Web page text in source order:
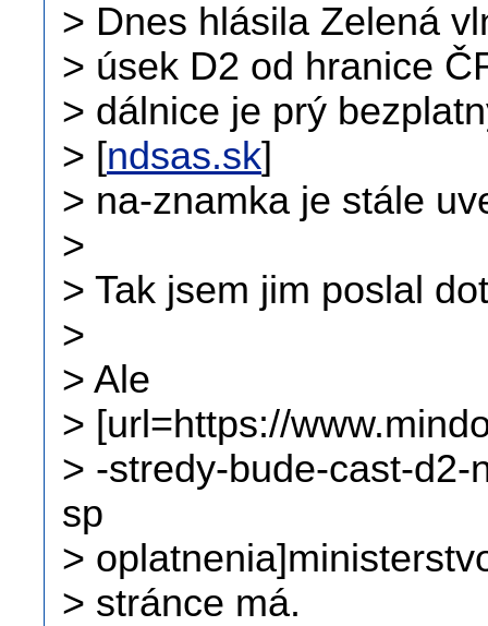
> Dnes hlásila Zelená
> úsek D2 od hranice
> dálnice je prý
> [ndsas.sk]
> na-znamka je stále
>
> Tak jsem jim poslal
>
> Ale
> [url=https://
> -stredy-bude-cast-
sp
>
> stránce má.